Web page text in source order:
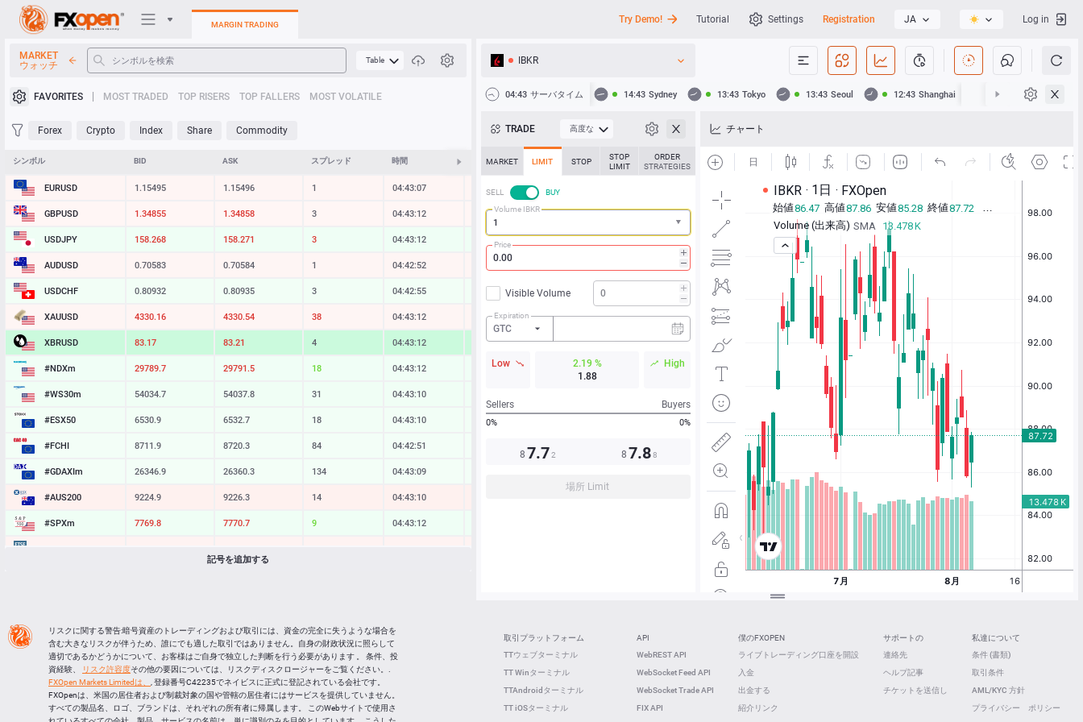
トレーディングプラットフォ
Heatmap
MARGIN TRADING Try Demo! Tutorial Settings Registration JA Log in
MARKET
ウォッチ
Table
FAVORITES MOST TRADED TOP RISERS TOP FALLERS MOST VOLATILE
Forex Crypto Index Share Commodity
シンボル BID ASK スプレッド 時間 変化する
EURUSD 1.15495 1.15496 1 04:43:07 -0.05 %
GBPUSD 1.34855 1.34858 3 04:43:12 -0.02 %
USDJPY 158.268 158.271 3 04:43:12 0.23 %
AUDUSD 0.70583 0.70584 1 04:42:52 -0.05 %
USDCHF 0.80932 0.80935 3 04:42:55
XAUUSD 4330.16 4330.54 38 04:43:12 -0.06 %
XBRUSD 83.17 83.21 4 04:43:12 1.96 %
#NDXm 29789.7 29791.5 18 04:43:12 0.17 %
#WS30m 54034.7 54037.8 31 04:43:10
#ESX50 6530.9 6532.7 18 04:43:10 0.12 %
#FCHI 8711.9 8720.3 84 04:42:51
#GDAXIm 26346.9 26360.3 134 04:43:09
#AUS200 9224.9 9226.3 14 04:43:10
#SPXm 7769.8 7770.7 9 04:43:12
LTCUSD 45.177 45.273 96 04:43:13
XRPUSD 1.02845 1.03005 160 04:42:52
ETHUSD 1913.294 1913.806 512
記号を追加する
IBKR
04:43 サーバタイム 14:43 Sydney 13:43 Tokyo 13:43 Seoul 12:43 Shanghai 12:43 Hong Kong
TRADE 高度な
MARKET LIMIT STOP
STOP
LIMIT
ORDER
STRATEGIES
SELL
BUY
Volume IBKR
Price
Visible Volume
Expiration
GTC
Low
2.19 %
1.88
High
Sellers Buyers
0% 0%
8 7.7 2 8 7.8 8
場所 Limit
チャート
取引プラットフォーム
TTウェブターミナル
TT Winターミナル
TTAndroidターミナル
TT iOSターミナル
API
WebREST API
WebSocket Feed API
WebSocket Trade API
FIX API
僕のFXOPEN
ライブトレーディング口座を開設
入金
出金する
紹介リンク
サポートの
連絡先
ヘルプ記事
チケットを送信し
私達について
条件 (書類)
取引条件
AML/KYC 方針
プライバシー ポリシー
リスクに関する警告:暗号資産のトレーディングおよび取引には、資金の完全に失うような場合を
含む大きなリスクが伴うため、誰にでも適した取引ではありません。自身の財政状況に照らして
適切であるかどうかについて、お客様はご自身で独立した判断を行う必要があります 。 条件、投
資経験、
リスク許容度その他の要因については、リスクディスクロージャーをご覧ください。.
FXOpen Markets Limitedは、
, 登録番号C42235でネイビスに正式に登記されている会社です。
FXOpenは、米国の居住者および制裁対象の国や管轄の居住者にはサービスを提供していません。
すべての製品名、ロゴ、ブランドは、それぞれの所有者に帰属します。 このWebサイトで使用さ